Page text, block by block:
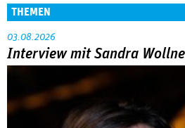
THEMEN
03.08.2026
Interview mit Sandra